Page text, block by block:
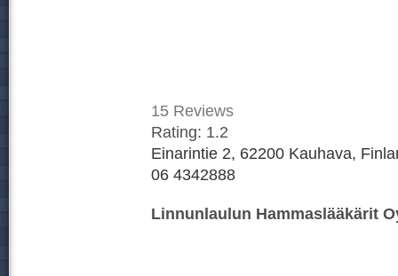
15 Reviews
Rating: 1.2
Einarintie 2, 62200 Kauhava,
06 4342888
Linnunlaulun Hammaslääkärit